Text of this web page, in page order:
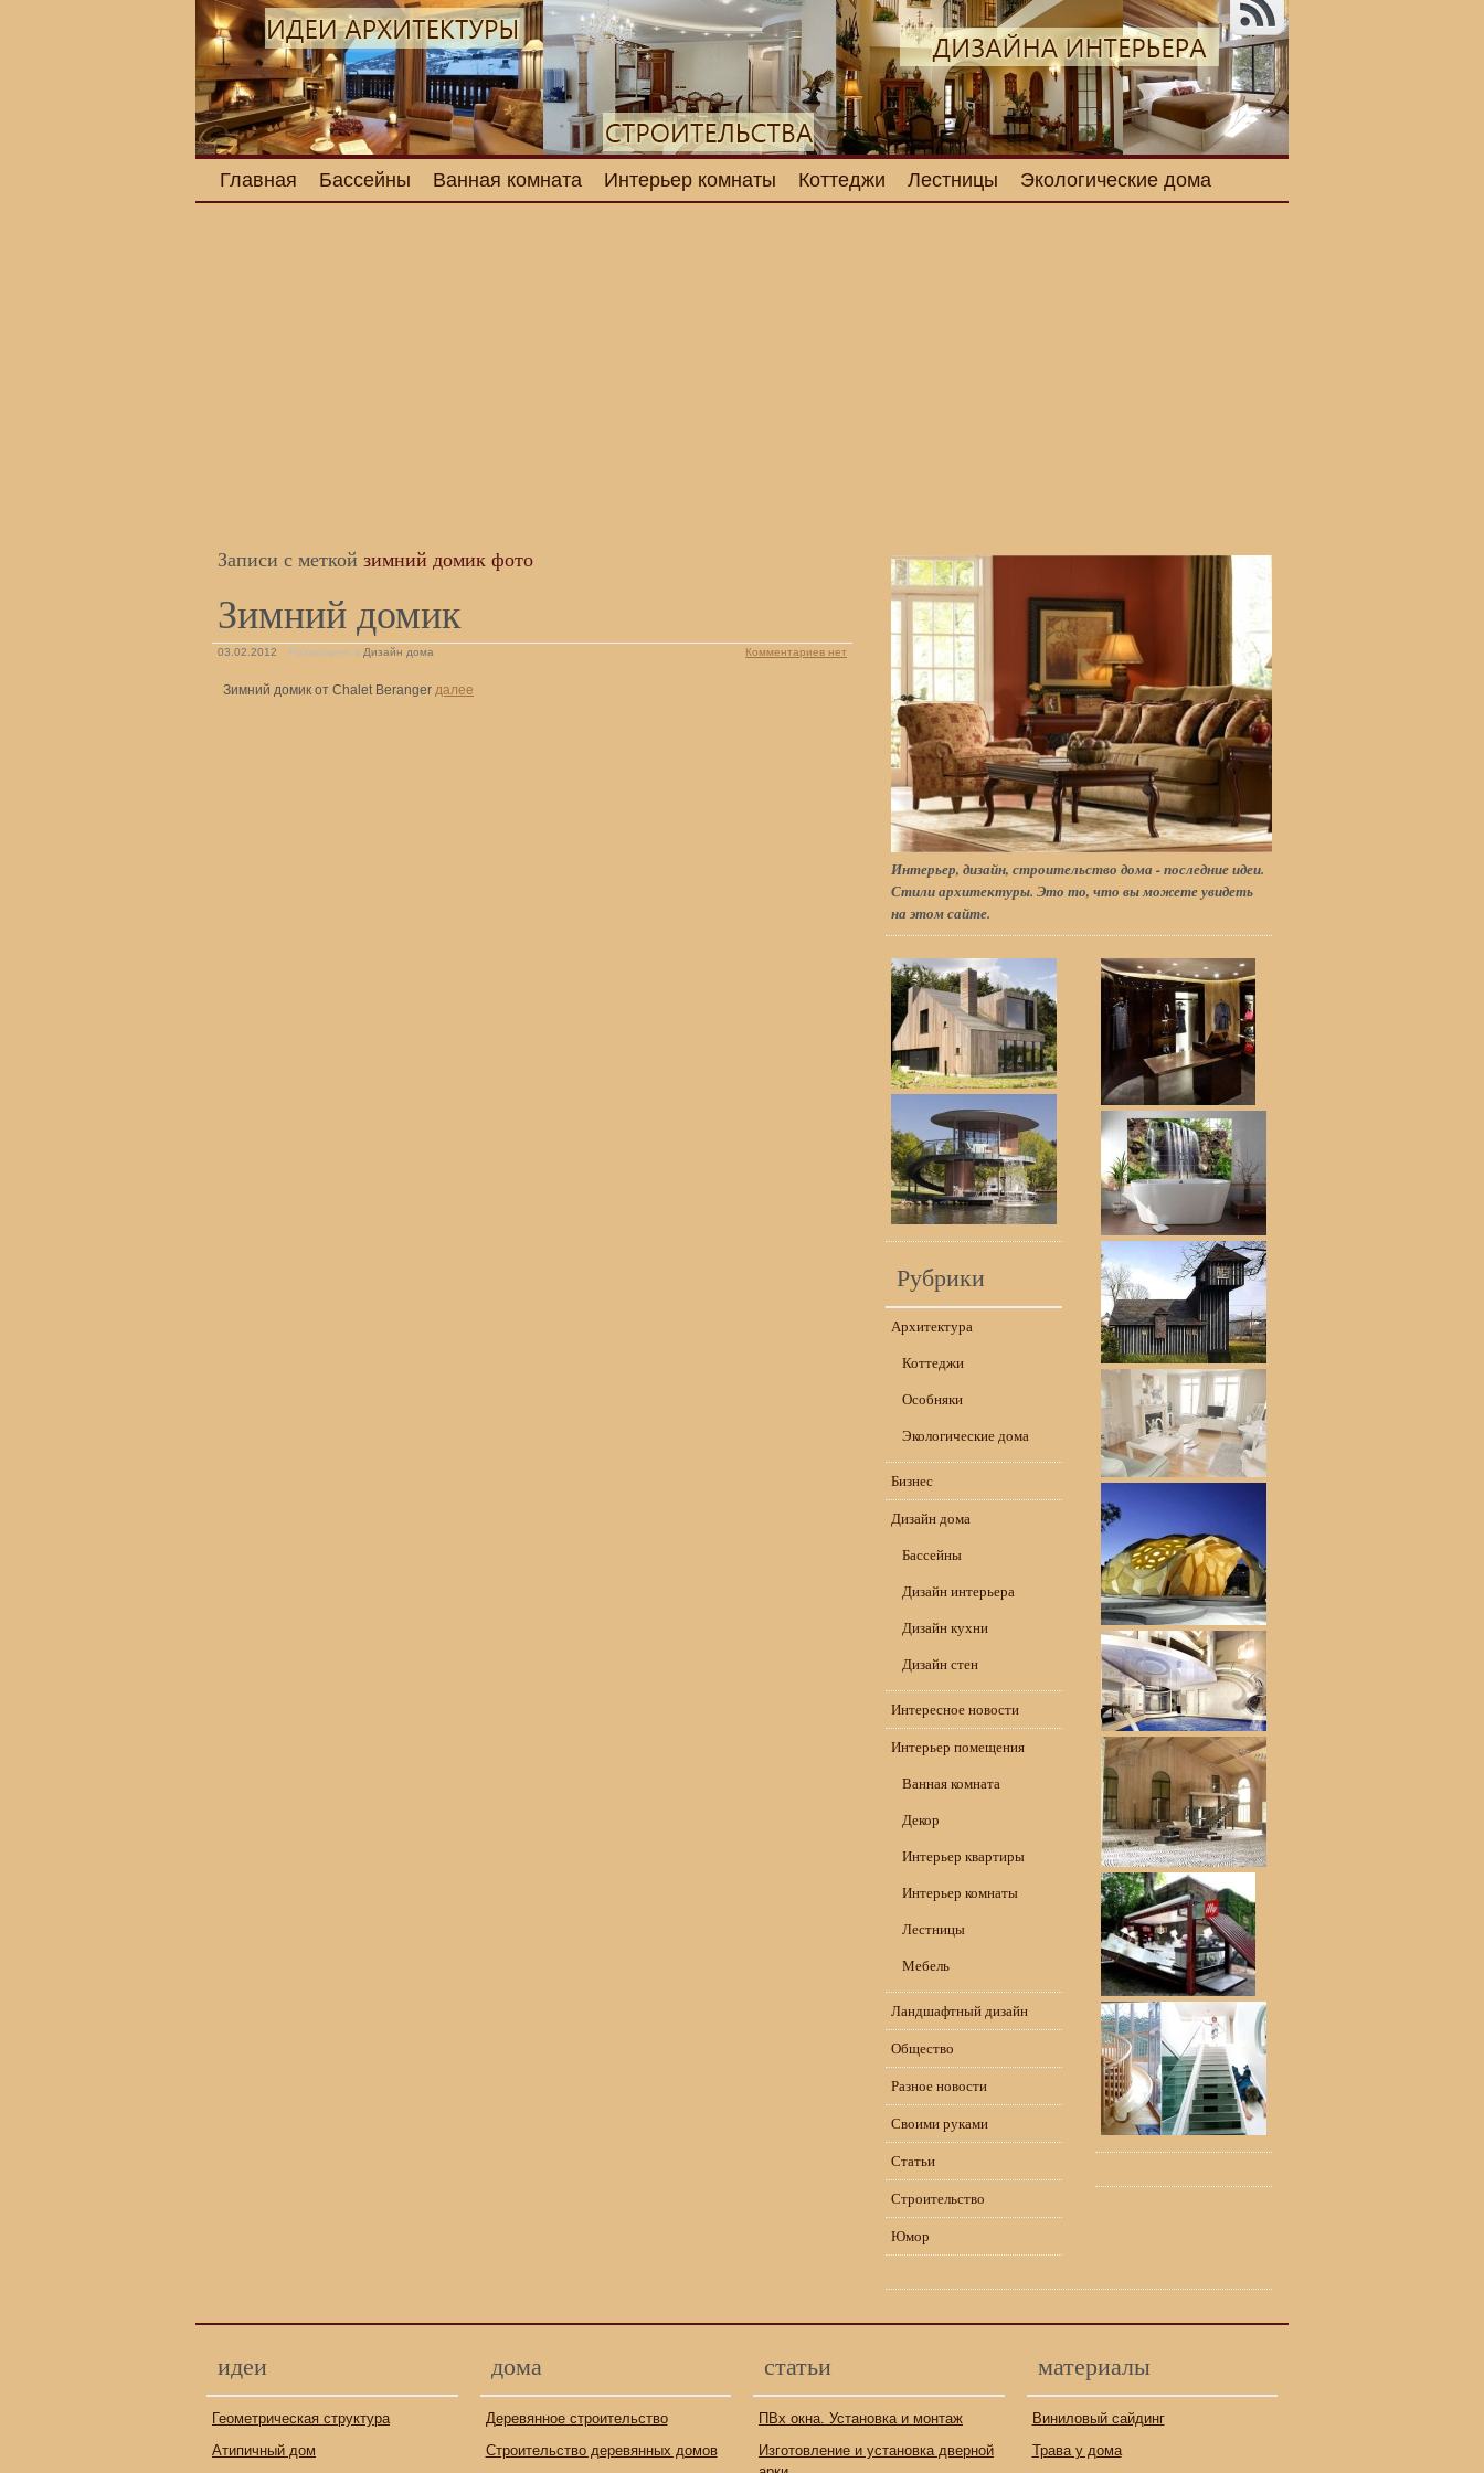
Главная Бассейны Ванная комната Интерьер комнаты Коттеджи Лестницы Экологические дома
Записи с меткой зимний домик фото
Зимний домик
03.02.2012 Размещено в Дизайн дома Комментариев нет
Зимний домик от Chalet Beranger далее
Интерьер, дизайн, строительство дома - последние идеи.
Стили архитектуры. Это то, что вы можете увидеть
на этом сайте.
Рубрики
Архитектура
Коттеджи
Особняки
Экологические дома
Бизнес
Дизайн дома
Бассейны
Дизайн интерьера
Дизайн кухни
Дизайн стен
Интересное новости
Интерьер помещения
Ванная комната
Декор
Интерьер квартиры
Интерьер комнаты
Лестницы
Мебель
Ландшафтный дизайн
Общество
Разное новости
Своими руками
Статьи
Строительство
Юмор
идеи
Геометрическая структура
Атипичный дом
дома
Деревянное строительство
Строительство деревянных домов
статьи
ПВх окна. Установка и монтаж
Изготовление и установка дверной
материалы
Виниловый сайдинг
Трава у дома